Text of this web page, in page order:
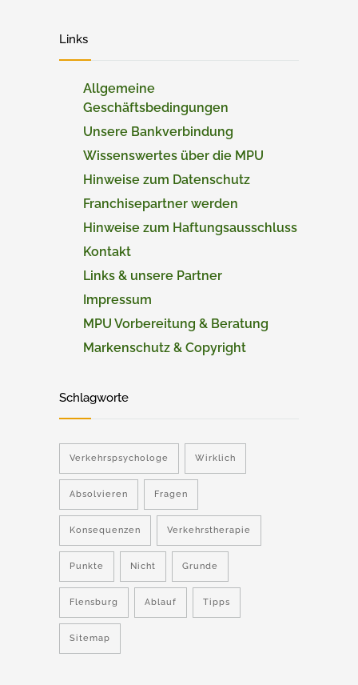
Links
Allgemeine
Geschäftsbedingungen
Unsere Bankverbindung
Wissenswertes über die MPU
Hinweise zum Datenschutz
Franchisepartner werden
Hinweise zum Haftungsausschluss
Kontakt
Links & unsere Partner
Impressum
MPU Vorbereitung & Beratung
Markenschutz & Copyright
Schlagworte
Verkehrspsychologe Wirklich
Absolvieren Fragen
Konsequenzen Verkehrstherapie
Punkte Nicht Grunde
Flensburg Ablauf Tipps
Sitemap